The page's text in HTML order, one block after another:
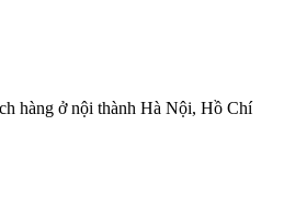
hàng ở nội thành Hà Nội, Hồ Chí